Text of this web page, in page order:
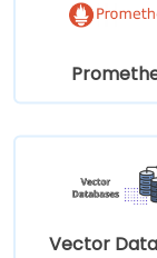
Vector